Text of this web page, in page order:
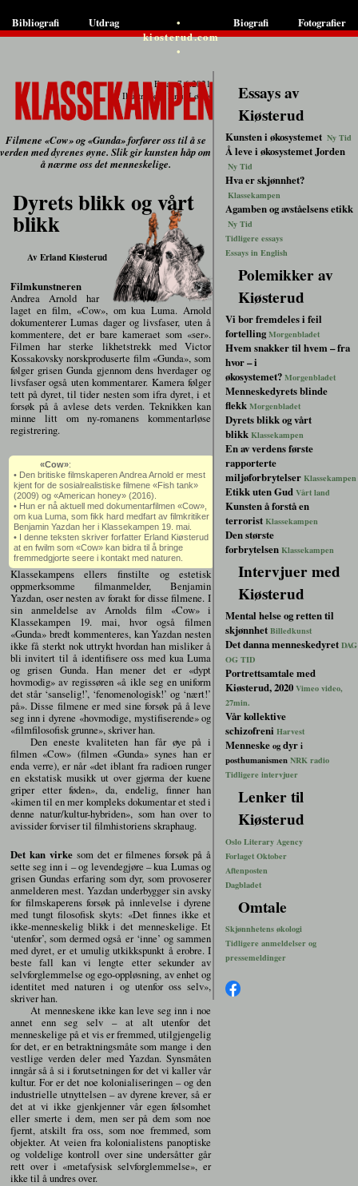
Bibliografi Utdrag
•
kiosterud.com
•
Biografi Fotografier
Essay 7.6.2021
Illustrasjon: Knut Løvås
Filmene «Cow» og «Gunda» forfører oss til å se
verden med dyrenes øyne. Slik gir kunsten håp om
å nærme oss det menneskelige.
Dyrets blikk og vårt
blikk
Av Erland Kiøsterud
Filmkunstneren
Andrea Arnold har
laget en film, «Cow», om kua Luma. Arnold
dokumenterer Lumas dager og livsfaser, uten å
kommentere, det er bare kameraet som «ser».
Filmen har sterke likhetstrekk med Victor
Kossakovsky norskproduserte film «Gunda», som
følger grisen Gunda gjennom dens hverdager og
livsfaser også uten kommentarer. Kamera følger
tett på dyret, til tider nesten som ifra dyret, i et
forsøk på å avlese dets verden. Teknikken kan
minne litt om ny-romanens kommentarløse
registrering.
«Cow»:
• Den britiske filmskaperen Andrea Arnold er mest
kjent for de sosialrealistiske filmene «Fish tank»
(2009) og «American honey» (2016).
• Hun er nå aktuell med dokumentarfilmen «Cow»,
om kua Luma, som fikk hard medfart av filmkritiker
Benjamin Yazdan her i Klassekampen 19. mai.
• I denne teksten skriver forfatter Erland Kiøsterud
at en fwilm som «Cow» kan bidra til å bringe
fremmedgjorte seere i kontakt med naturen.
Klassekampens ellers finstilte og estetisk
oppmerksomme filmanmelder, Benjamin
Yazdan, oser nesten av forakt for disse filmene. I
sin anmeldelse av Arnolds film «Cow» i
Klassekampen 19. mai, hvor også filmen
«Gunda» bredt kommenteres, kan Yazdan nesten
ikke få sterkt nok uttrykt hvordan han misliker å
bli invitert til å identifisere oss med kua Luma
og grisen Gunda. Han mener det er «dypt
hovmodig» av regissøren «å ikle seg en uniform
det står ‘sanselig!’, ‘fenomenologisk!’ og ‘nært!’
på». Disse filmene er med sine forsøk på å leve
seg inn i dyrene «hovmodige, mystifiserende» og
«filmfilosofisk grunne», skriver han.
Den eneste kvaliteten han får øye på i
filmen «Cow» (filmen «Gunda» synes han er
enda verre), er når «det iblant fra radioen runger
en ekstatisk musikk ut over gjørma der kuene
griper etter føden», da, endelig, finner han
«kimen til en mer kompleks dokumentar et sted i
denne natur/kultur-hybriden», som han over to
avissider forviser til filmhistoriens skraphaug.
Det kan virkesom det er filmenes forsøk på å
sette seg inn i – og levendegjøre – kua Lumas og
grisen Gundas erfaring som dyr, som provoserer
anmelderen mest. Yazdan underbygger sin avsky
for filmskaperens forsøk på innlevelse i dyrene
med tungt filosofisk skyts: «Det finnes ikke et
ikke-menneskelig blikk i det menneskelige. Et
‘utenfor’, som dermed også er ‘inne’ og sammen
med dyret, er et umulig utkikkspunkt å erobre. I
beste fall kan vi lengte etter sekunder av
selvforglemmelse og ego-oppløsning, av enhet og
identitet med naturen i og utenfor oss selv»,
skriver han.
At menneskene ikke kan leve seg inn i noe
annet enn seg selv – at alt utenfor det
menneskelige på et vis er fremmed, utilgjengelig
for det, er en betraktningsmåte som mange i den
vestlige verden deler med Yazdan. Synsmåten
inngår så å si i forutsetningen for det vi kaller vår
kultur. For er det noe kolonialiseringen – og den
industrielle utnyttelsen – av dyrene krever, så er
det at vi ikke gjenkjenner vår egen følsomhet
eller smerte i dem, men ser på dem som noe
fjernt, atskilt fra oss, som noe fremmed, som
objekter. At veien fra kolonialistens panoptiske
og voldelige kontroll over sine undersåtter går
rett over i «metafysisk selvforglemmelse», er
ikke til å undres over.
Essays av
Kiøsterud
Kunsten i økosystemet Ny Tid
Å leve i økosystemet Jorden
Ny Tid
Hva er skjønnhet?
Klassekampen
Agamben og avståelsens etikk
Ny Tid
Tidligere essays
Essays in English
Polemikker av
Kiøsterud
Vi bor fremdeles i feil
fortellingMorgenbladet
Hvem snakker til hvem – fra
hvor – i
økosystemet?Morgenbladet
Menneskedyrets blinde
flekkMorgenbladet
Dyrets blikk og vårt
blikkKlassekampen
En av verdens første
rapporterte
miljøforbrytelserKlassekampen
Etikk uten GudVårt land
Kunsten å forstå en
terroristKlassekampen
Den største
forbrytelsenKlassekampen
Intervjuer med
Kiøsterud
Mental helse og retten til
skjønnhetBilledkunst
Det danna menneskedyretDAG
OG TID
Portrettsamtale med
Kiøsterud, 2020Vimeo video,
27min.
Vår kollektive
schizofreni Harvest
Menneskeogdyri
posthumanismenNRK radio
Tidligere intervjuer
Lenker til
Kiøsterud
Oslo Literary Agency
Forlaget Oktober
Aftenposten
Dagbladet
Omtale
Skjønnhetens økologi
Tidligere anmeldelser og
pressemeldinger